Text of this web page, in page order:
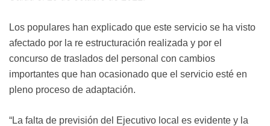
Los populares han explicado que este servicio se ha visto
afectado por la re estructuración realizada y por el
concurso de traslados del personal con cambios
importantes que han ocasionado que el servicio esté en
pleno proceso de adaptación.
“La falta de previsión del Ejecutivo local es evidente y la